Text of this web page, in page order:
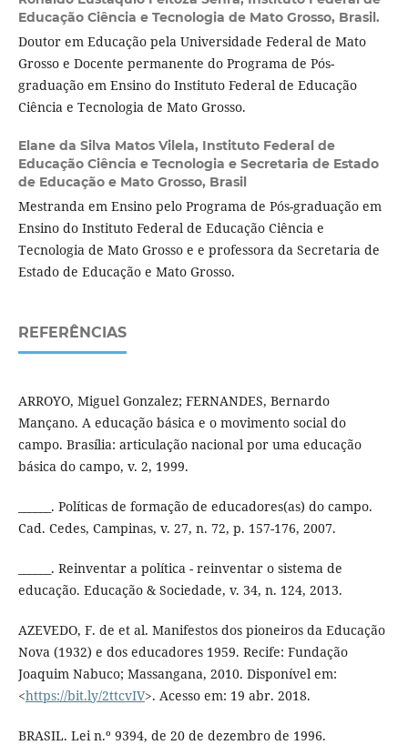
Educação Ciência e Tecnologia de Mato Grosso, Brasil.
Doutor em Educação pela Universidade Federal de Mato
Grosso e Docente permanente do Programa de Pós-
graduação em Ensino do Instituto Federal de Educação
Ciência e Tecnologia de Mato Grosso.
Elane da Silva Matos Vilela, Instituto Federal de
Educação Ciência e Tecnologia e Secretaria de Estado
de Educação e Mato Grosso, Brasil
Mestranda em Ensino pelo Programa de Pós-graduação em
Ensino do Instituto Federal de Educação Ciência e
Tecnologia de Mato Grosso e e professora da Secretaria de
Estado de Educação e Mato Grosso.
REFERÊNCIAS
ARROYO, Miguel Gonzalez; FERNANDES, Bernardo
Mançano. A educação básica e o movimento social do
campo. Brasília: articulação nacional por uma educação
básica do campo, v. 2, 1999.
______. Políticas de formação de educadores(as) do campo.
Cad. Cedes, Campinas, v. 27, n. 72, p. 157-176, 2007.
______. Reinventar a política - reinventar o sistema de
educação. Educação & Sociedade, v. 34, n. 124, 2013.
AZEVEDO, F. de et al. Manifestos dos pioneiros da Educação
Nova (1932) e dos educadores 1959. Recife: Fundação
Joaquim Nabuco; Massangana, 2010. Disponível em:
<https://bit.ly/2ttcvIV>. Acesso em: 19 abr. 2018.
BRASIL. Lei n.º 9394, de 20 de dezembro de 1996.